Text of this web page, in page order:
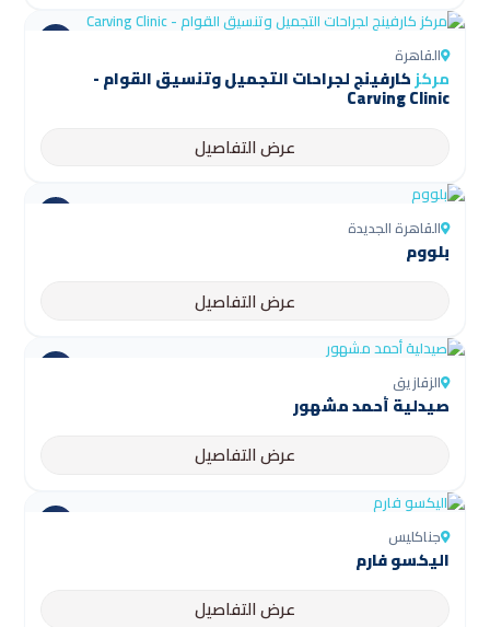
القاهرة
مركزكارفينج لجراحات التجميل وتنسيق القوام -
Carving Clinic
عرض التفاصيل
القاهرة الجديدة
بلووم
عرض التفاصيل
الزقازيق
صيدلية أحمد مشهور
عرض التفاصيل
جناكليس
اليكسو فارم
عرض التفاصيل